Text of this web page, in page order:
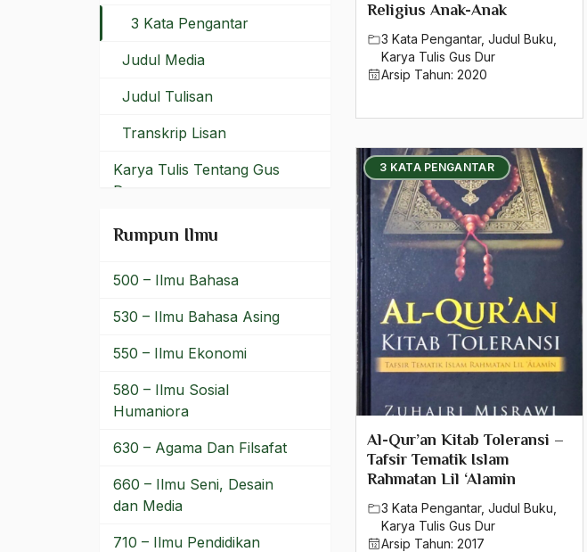
Religius Anak-Anak
3 Kata Pengantar, Judul Buku
Karya Tulis Gus Dur
Arsip Tahun: 2020
3 KATA PENGANTAR
Al-Qur’an Kitab Toleransi –
Tafsir Tematik Islam
Rahmatan Lil ‘Alamin
3 Kata Pengantar, Judul Buku
Karya Tulis Gus Dur
Arsip Tahun: 2017
3 Kata Pengantar
Judul Media
Judul Tulisan
Transkrip Lisan
Karya Tulis Tentang Gus
Dur
Rumpun Ilmu
500 – Ilmu Bahasa
530 – Ilmu Bahasa Asing
550 – Ilmu Ekonomi
580 – Ilmu Sosial
Humaniora
630 – Agama Dan Filsafat
660 – Ilmu Seni, Desain
dan Media
710 – Ilmu Pendidikan